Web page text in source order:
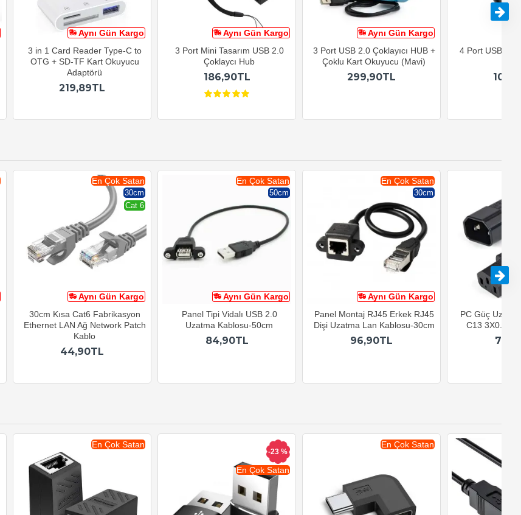
Aynı Gün Kargo
3 in 1 Card Reader Type-C to
OTG + SD-TF Kart Okuyucu
Adaptörü
219,89TL
Aynı Gün Kargo
3 Port Mini Tasarım USB 2.0
Çoklaycı Hub
186,90TL
Aynı Gün Kargo
3 Port USB 2.0 Çoklayıcı HUB +
Çoklu Kart Okuyucu (Mavi)
299,90TL
4 Port USB 2.0
Aynı Gün Kargo
En Çok Satan
30cm
Cat 6
30cm Kısa Cat6 Fabrikasyon
Ethernet LAN Ağ Network Patch
Kablo
44,90TL
Aynı Gün Kargo
En Çok Satan
50cm
Panel Tipi Vidalı USB 2.0
Uzatma Kablosu-50cm
84,90TL
Aynı Gün Kargo
En Çok Satan
30cm
Panel Montaj RJ45 Erkek RJ45
Dişi Uzatma Lan Kablosu-30cm
96,90TL
PC Güç
C13
En Çok Satan
En Çok Satan
-23 %
En Çok Satan